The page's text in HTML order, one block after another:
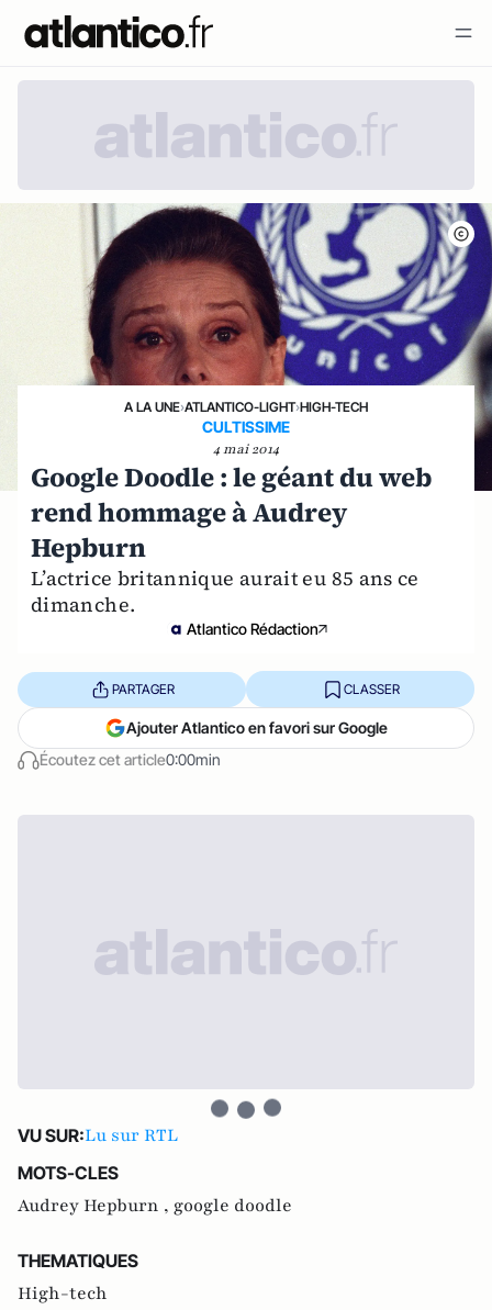
A LA UNE›ATLANTICO-LIGHT›HIGH-TECH
CULTISSIME
4 mai 2014
Google Doodle : le géant du web
rend hommage à Audrey
Hepburn
L’actrice britannique aurait eu 85 ans ce
dimanche.
Atlantico Rédaction
Écoutez cet article0:00min
PARTAGER CLASSER
Ajouter Atlantico en favori sur Google
VU SUR:Lu sur RTL
MOTS-CLES
Audrey Hepburn , google doodle
THEMATIQUES
High-tech